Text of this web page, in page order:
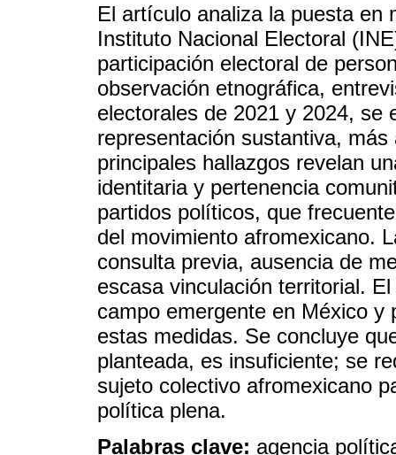
El artículo analiza la puesta en
Instituto Nacional Electoral
participación electoral de
observación etnográfica,
electorales de 2021 y 2024, se
representación sustantiva,
principales hallazgos revelan
identitaria y pertenencia
partidos políticos, que
del movimiento afromexicano.
consulta previa, ausencia de
escasa vinculación territorial.
campo emergente en México y
estas medidas. Se concluye
planteada, es insuficiente; se
sujeto colectivo afromexicano
política plena.
Palabras clave: agencia